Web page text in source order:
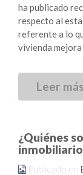
ha publicado
respecto al
referente a lo
vivienda
Leer más
¿Quiénes
Publicado en